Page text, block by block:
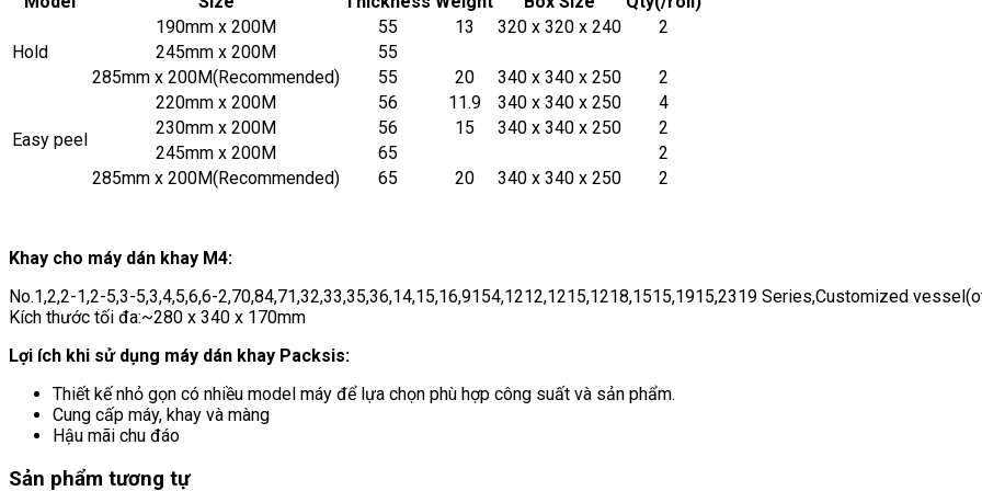
Hold
190mm x 200M 55 13 320 x 320 x 240
2
245mm x 200M
55
285mm x 200M(Recommended)
55 20 340 x 340 x 250 2
Easy peel
220mm x 200M 56 11.9 340 x 340 x 250
4
230mm x 200M
56 15 340 x 340 x 250
2
245mm x 200M
65
2
285mm x 200M(Recommended)
65 20 340 x 340 x 250 2
Khay cho máy dán khay M4:
No.1,2,2-1,2-5,3-5,3,4,5,6,6-2,70,84,71,32,33,35,36,14,15,16,9154,1212,1215,1218,1515,1915,2319 Series,Customized
Kích thước tối đa:~280 x 340 x 170mm
Lợi ích khi sử dụng máy dán khay Packsis:
Thiết kế nhỏ gọn có nhiều model máy để lựa chọn phù hợp công suất và sản phẩm.
Cung cấp máy, khay và màng
Hậu mãi chu đáo
Sản phẩm tương tự